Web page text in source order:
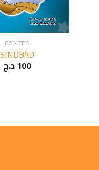
CONTES
SINDBAD
100د.ج